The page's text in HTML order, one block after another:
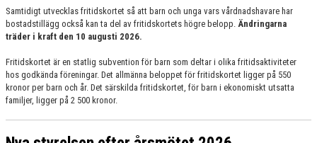
Samtidigt utvecklas fritidskortet så att barn och unga vars vårdnadshavare har
bostadstillägg också kan ta del av fritidskortets högre belopp. Ändringarna
träder i kraft den 10 augusti 2026.
Fritidskortet är en statlig subvention för barn som deltar i olika fritidsaktiviteter
hos godkända föreningar. Det allmänna beloppet för fritidskortet ligger på 550
kronor per barn och år. Det särskilda fritidskortet, för barn i ekonomiskt utsatta
familjer, ligger på 2 500 kronor.